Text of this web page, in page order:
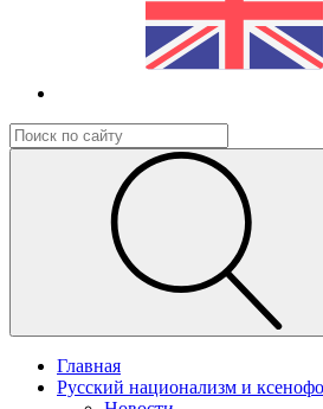
Главная
Русский национализм и